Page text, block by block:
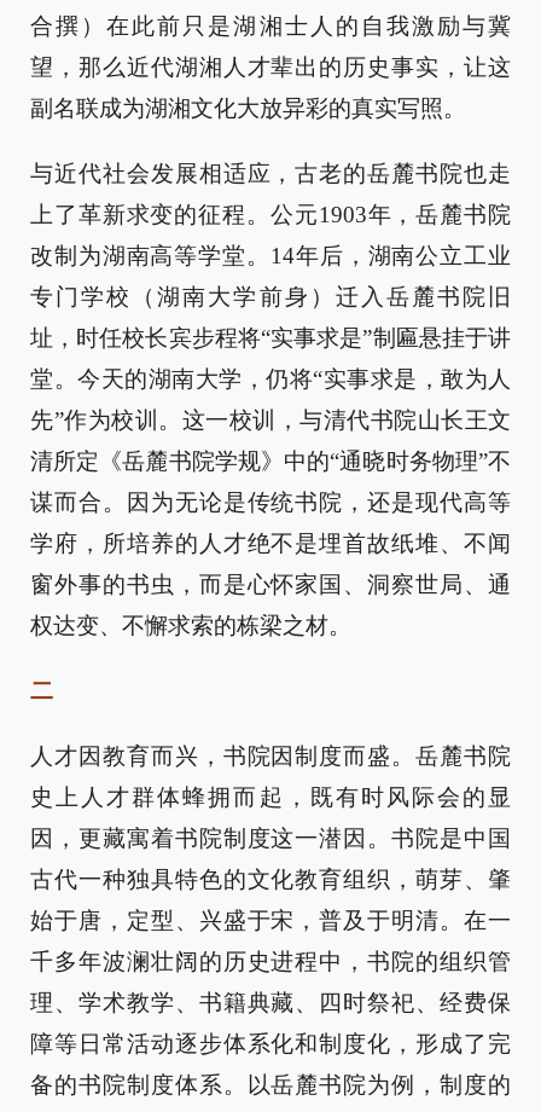
合撰）在此前只是湖湘士人的自我激励与冀
望，那么近代湖湘人才辈出的历史事实，让这
副名联成为湖湘文化大放异彩的真实写照。
与近代社会发展相适应，古老的岳麓书院也走
上了革新求变的征程。公元1903年，岳麓书院
改制为湖南高等学堂。14年后，湖南公立工业
专门学校（湖南大学前身）迁入岳麓书院旧
址，时任校长宾步程将“实事求是”制匾悬挂于讲
堂。今天的湖南大学，仍将“实事求是，敢为人
先”作为校训。这一校训，与清代书院山长王文
清所定《岳麓书院学规》中的“通晓时务物理”不
谋而合。因为无论是传统书院，还是现代高等
学府，所培养的人才绝不是埋首故纸堆、不闻
窗外事的书虫，而是心怀家国、洞察世局、通
权达变、不懈求索的栋梁之材。
二
人才因教育而兴，书院因制度而盛。岳麓书院
史上人才群体蜂拥而起，既有时风际会的显
因，更藏寓着书院制度这一潜因。书院是中国
古代一种独具特色的文化教育组织，萌芽、肇
始于唐，定型、兴盛于宋，普及于明清。在一
千多年波澜壮阔的历史进程中，书院的组织管
理、学术教学、书籍典藏、四时祭祀、经费保
障等日常活动逐步体系化和制度化，形成了完
备的书院制度体系。以岳麓书院为例，制度的